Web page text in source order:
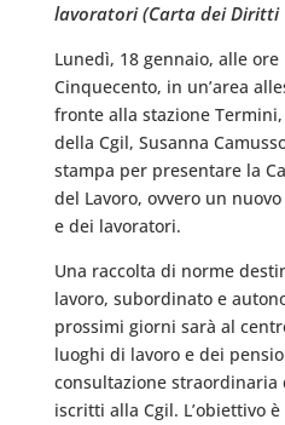
lavoratori (Carta dei Diritti
Lunedì, 18 gennaio, alle ore
Cinquecento, in un’area
fronte alla stazione
della Cgil, Susanna
stampa per presentare la
del Lavoro, ovvero un
e dei lavoratori.
Una raccolta di norme
lavoro, subordinato e
prossimi giorni sarà al
luoghi di lavoro e dei
consultazione straordinaria
iscritti alla Cgil. L’obiettivo